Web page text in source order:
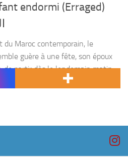
endormi (Erraged)
du Maroc contemporain, le
guère à une fête, son époux
de partir dès le lendemain matin